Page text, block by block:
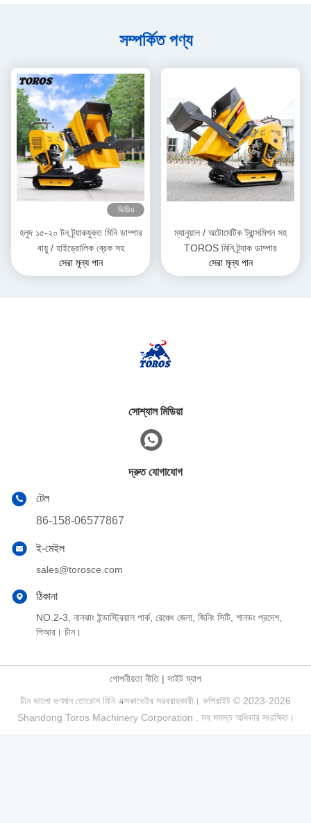
সম্পর্কিত পণ্য
ভিডিও
হলুদ ১৫-২০ টন ট্র্যাকযুক্ত মিনি ডাম্পার
বায়ু / হাইড্রোলিক ব্রেক সহ
সেরা মূল্য পান
ম্যানুয়াল / অটোমেটিক ট্রান্সমিশন সহ
TOROS মিনি ট্র্যাক ডাম্পার
সেরা মূল্য পান
সোশ্যাল মিডিয়া
দ্রুত যোগাযোগ
টেল
86-158-06577867
ই-মেইল
sales@torosce.com
ঠিকানা
NO.2-3, নানঝাং ইন্ডাস্ট্রিয়াল পার্ক, রেঞ্চেং জেলা, জিনিং সিটি, শানডং প্রদেশ,
পিআর। চীন।
গোপনীয়তা নীতি| সাইট ম্যাপ
চীন ভালো গুণমান তোরোস মিনি এক্সকাভেটর সরবরাহকারী। কপিরাইট © 2023-2026
Shandong Toros Machinery Corporation . সব সমস্ত অধিকার সংরক্ষিত।